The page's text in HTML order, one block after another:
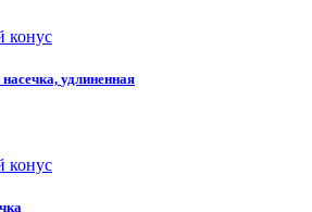
конус
насечка, удлиненная
конус